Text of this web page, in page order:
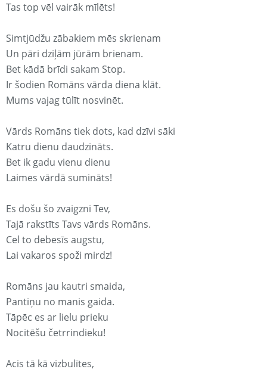
Tas top vēl vairāk mīlēts!
Simtjūdžu zābakiem mēs skrienam
Un pāri dziļām jūrām brienam.
Bet kādā brīdi sakam Stop.
Ir šodien Romāns vārda diena klāt.
Mums vajag tūlīt nosvinēt.
Vārds Romāns tiek dots, kad dzīvi sāki
Katru dienu daudzināts.
Bet ik gadu vienu dienu
Laimes vārdā sumināts!
Es došu šo zvaigzni Tev,
Tajā rakstīts Tavs vārds Romāns.
Cel to debesīs augstu,
Lai vakaros spoži mirdz!
Romāns jau kautri smaida,
Pantiņu no manis gaida.
Tāpēc es ar lielu prieku
Nocitēšu četrrindieku!
Acis tā kā vizbulītes,